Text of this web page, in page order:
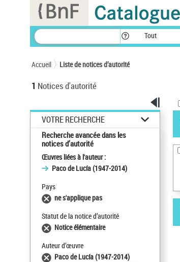
Tout
Accueil Liste de notices d’autorité
1 Notices d'autorité
VOTRE RECHERCHE
Recherche avancée dans les
notices d’autorité
Œuvres liées à l'auteur :
Paco de Lucía (1947-2014)
Pays
ne s'applique pas
Statut de la notice d’autorité
Notice élémentaire
Auteur d’œuvre
Paco de Lucía (1947-2014)
Panneau de gestion des cookies